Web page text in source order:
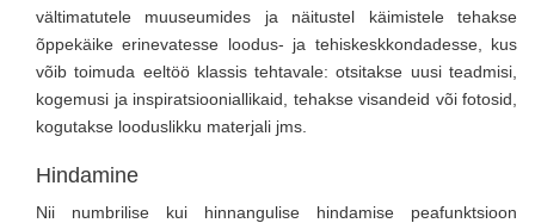
vältimatutele muuseumides ja näitustel käimistele tehakse
õppekäike erinevatesse loodus- ja tehiskeskkondadesse, kus
võib toimuda eeltöö klassis tehtavale: otsitakse uusi teadmisi,
kogemusi ja inspiratsiooniallikaid, tehakse visandeid või fotosid,
kogutakse looduslikku materjali jms.
Hindamine
Nii numbrilise kui hinnangulise hindamise peafunktsioon